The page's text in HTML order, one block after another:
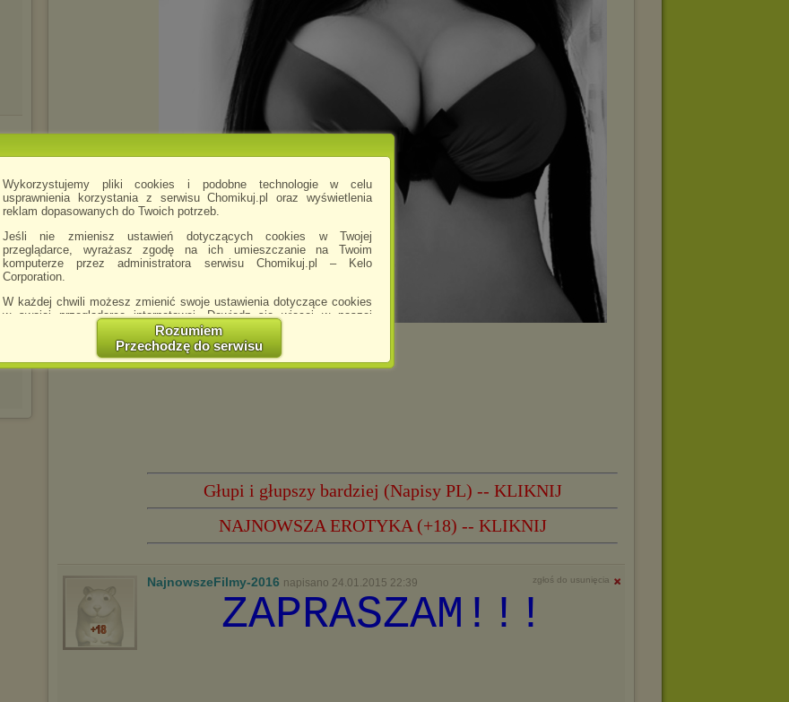
Wykorzystujemy pliki cookies i podobne technologie w celu
usprawnienia korzystania z serwisu Chomikuj.pl oraz wyświetlenia
reklam dopasowanych do Twoich potrzeb.
Jeśli nie zmienisz ustawień dotyczących cookies w Twojej
przeglądarce, wyrażasz zgodę na ich umieszczanie na Twoim
komputerze przez administratora serwisu Chomikuj.pl – Kelo
Corporation.
W każdej chwili możesz zmienić swoje ustawienia dotyczące cookies
w swojej przeglądarce internetowej. Dowiedz się więcej w naszej
http://chomikuj.pl/PolitykaPrywatnosci.aspx
Jednocześnie informujemy że zmiana ustawień przeglądarki może
spowodować ograniczenie korzystania ze strony Chomikuj.pl.
Wyrażenie sprzeciwu spowoduje, że wyświetlana Ci reklama nie
będzie dopasowana do Twoich preferencji, a będzie to reklama
Istnieje możliwość zmiany ustawień przeglądarki internetowej w
sposób uniemożliwiający przechowywanie plików cookies na
dokonując odpowiednich zmian w ustawieniach przeglądarki
Pełną informację na ten temat znajdziesz pod adresem
http://chomikuj.pl/PolitykaPrywatnosci.aspx.
Rozumiem
Przechodzę do serwisu
Głupi i głupszy bardziej (Napisy PL) -- KLIKNIJ
NAJNOWSZA EROTYKA (+18) -- KLIKNIJ
NajnowszeFilmy-2016 napisano 24.01.2015 22:39 zgłoś do usunięcia
ZAPRASZAM!!!